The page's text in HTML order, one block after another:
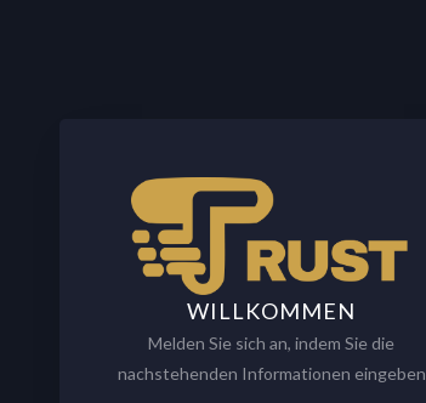
WILLKOMMEN
Melden Sie sich an, indem Sie die
nachstehenden Informationen eingeben